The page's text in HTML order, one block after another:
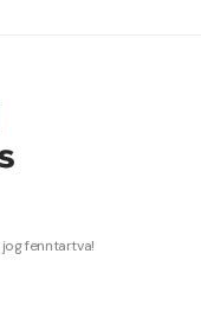
fenntartva!